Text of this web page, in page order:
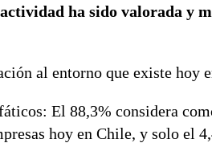
ha sido valorada y
al entorno que existe hoy
El 88,3% considera
hoy en Chile, y solo el